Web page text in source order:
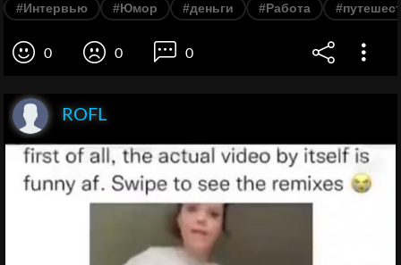
#Интервью #Юмор #деньги #Работа
0 0 0
ROFL